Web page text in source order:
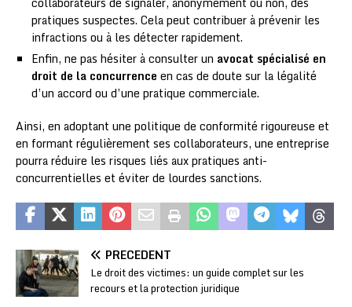
pratiques suspectes. Cela peut contribuer à prévenir les
infractions ou à les détecter rapidement.
Enfin, ne pas hésiter à consulter un avocat spécialisé en
droit de la concurrence en cas de doute sur la légalité
d’un accord ou d’une pratique commerciale.
Ainsi, en adoptant une politique de conformité rigoureuse et
en formant régulièrement ses collaborateurs, une entreprise
pourra réduire les risques liés aux pratiques anti-
concurrentielles et éviter de lourdes sanctions.
PRÉCÉDENT
Le droit des victimes: un guide complet sur les
recours et la protection juridique